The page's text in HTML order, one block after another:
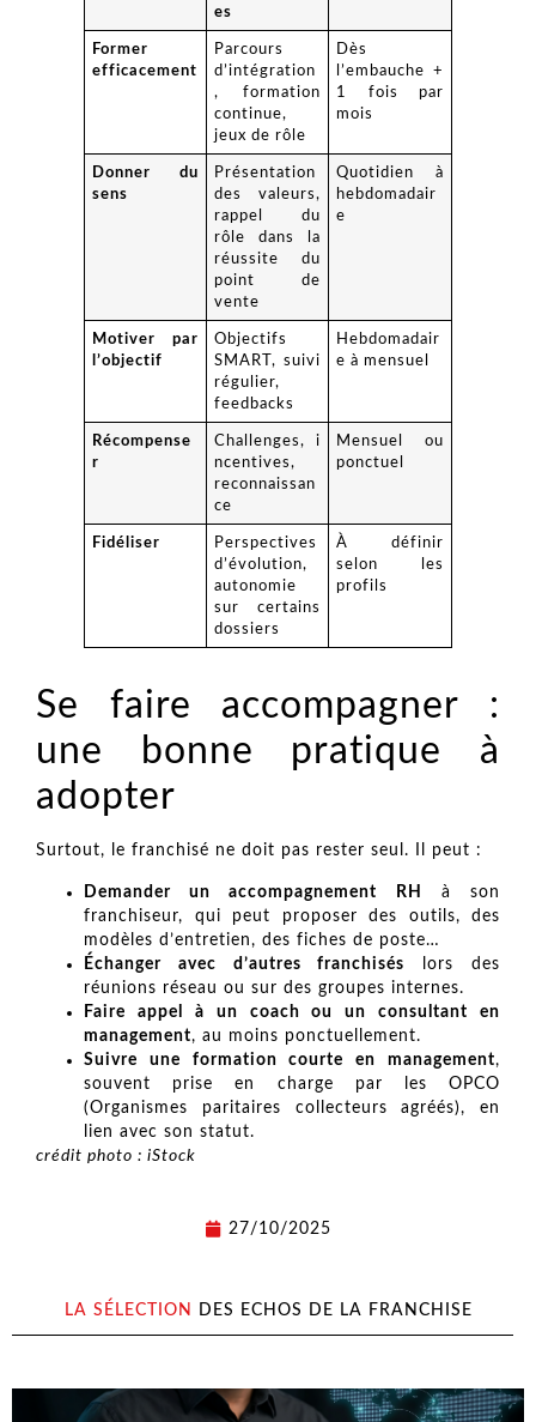
es
Former
efficacement
Parcours
d’intégration
, formation
continue,
jeux de rôle
Dès
l’embauche +
1 fois par
mois
Donner du
sens
Présentation
des valeurs,
rappel du
rôle dans la
réussite du
point de
vente
Quotidien à
hebdomadair
e
Motiver par
l’objectif
Objectifs
SMART, suivi
régulier,
feedbacks
Hebdomadair
e à mensuel
Récompense
r
Challenges, i
ncentives,
reconnaissan
ce
Mensuel ou
ponctuel
Fidéliser
Perspectives
d’évolution,
autonomie
sur certains
dossiers
À définir
selon les
profils
Se faire accompagner :
une bonne pratique à
adopter
Surtout, le franchisé ne doit pas rester seul. Il peut :
Demander un accompagnement RH
à son
franchiseur, qui peut proposer des outils, des
modèles d’entretien, des fiches de poste…
Échanger avec d’autres franchisés
lors des
réunions réseau ou sur des groupes internes.
Faire appel à un coach ou un consultant en
management, au moins ponctuellement.
Suivre une formation courte en management,
souvent prise en charge par les OPCO
(Organismes paritaires collecteurs agréés), en
lien avec son statut.
crédit photo : iStock
27/10/2025
LA SÉLECTION DES ECHOS DE LA FRANCHISE